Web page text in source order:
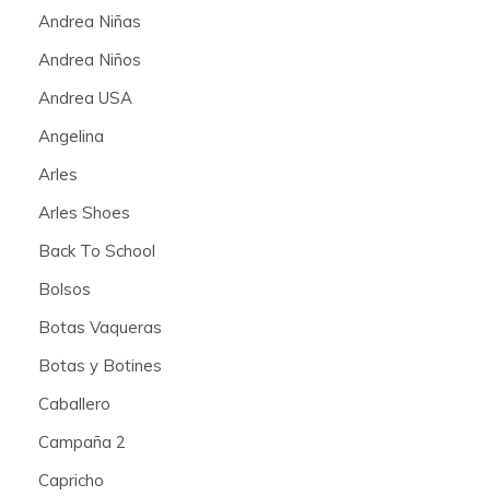
Andrea Niñas
Andrea Niños
Andrea USA
Angelina
Arles
Arles Shoes
Back To School
Bolsos
Botas Vaqueras
Botas y Botines
Caballero
Campaña 2
Capricho